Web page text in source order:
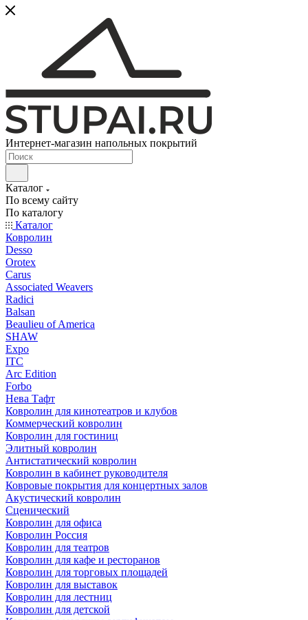
Интернет-магазин напольных покрытий
Каталог
По всему сайту
По каталогу
Каталог
Ковролин
Desso
Orotex
Carus
Associated Weavers
Radici
Balsan
Beaulieu of America
SHAW
Expo
ITC
Arc Edition
Forbo
Нева Тафт
Ковролин для кинотеатров и клубов
Коммерческий ковролин
Ковролин для гостиниц
Элитный ковролин
Антистатический ковролин
Ковролин в кабинет руководителя
Ковровые покрытия для концертных залов
Акустический ковролин
Сценический
Ковролин для офиса
Ковролин Россия
Ковролин для театров
Ковролин для кафе и ресторанов
Ковролин для торговых площадей
Ковролин для выставок
Ковролин для лестниц
Ковролин для детской